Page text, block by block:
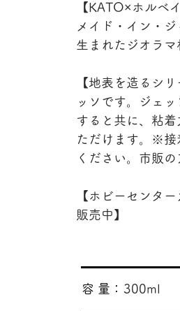
【KATO×ホルベ
メイド・イン・
生まれたジオラマ
【地表を造るシ
ッソです。ジェ
すると共に、粘
ただけます。※接
ください。市販
【ホビーセンタ
販売中】
300ml
​容 量：